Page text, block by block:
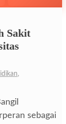
Sakit
,
sebagai